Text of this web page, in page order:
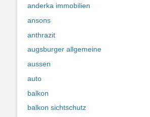
anderka immobilien
ansons
anthrazit
augsburger allgemeine
aussen
auto
balkon
balkon sichtschutz